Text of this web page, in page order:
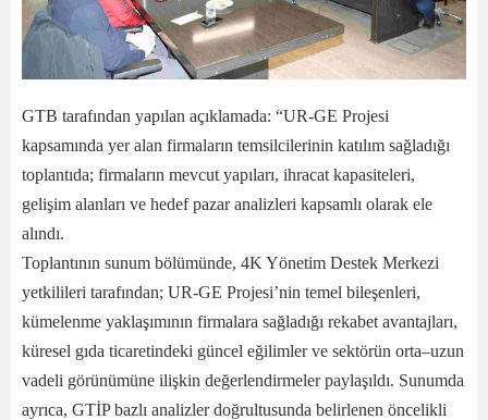
GTB tarafından yapılan açıklamada: “UR-GE Projesi
kapsamında yer alan firmaların temsilcilerinin katılım sağladığı
toplantıda; firmaların mevcut yapıları, ihracat kapasiteleri,
gelişim alanları ve hedef pazar analizleri kapsamlı olarak ele
alındı.
Toplantının sunum bölümünde, 4K Yönetim Destek Merkezi
yetkilileri tarafından; UR-GE Projesi’nin temel bileşenleri,
kümelenme yaklaşımının firmalara sağladığı rekabet avantajları,
küresel gıda ticaretindeki güncel eğilimler ve sektörün orta–uzun
vadeli görünümüne ilişkin değerlendirmeler paylaşıldı. Sunumda
ayrıca, GTİP bazlı analizler doğrultusunda belirlenen öncelikli